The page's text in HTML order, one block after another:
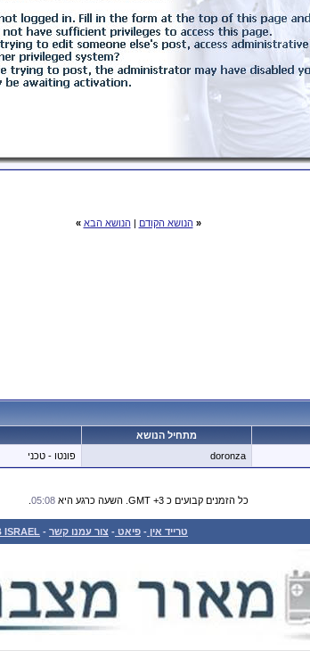
« הנושא הקודם | הנושא הבא »
מתחיל הנושא
doronza פונטו - טכני
כל הזמנים קבועים כ GMT +3. השעה כרגע היא 05:08
טרייד אין - פיאט - צור עמנו קשר -
ISRAEL